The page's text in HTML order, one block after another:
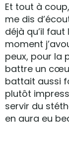
Et tout à
me dis
déjà qu’il
moment
peux, pour la
battre un
battait aussi
plutôt
servir du
en aura eu